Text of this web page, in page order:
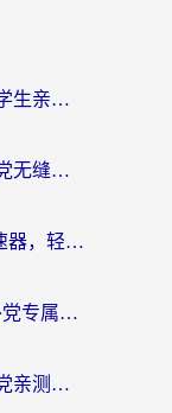
酷狗在海外用怎么版权限制？留学生亲测：3步解决听国内音乐难题
国外用微信加速器的方法：海外党无缝连接国内生活的实用指南
国外看芒果tv总卡？选对回国加速器，轻松追《浪姐》不费劲
在国外怎么看nba直播网站？海外党专属体育观赛指南，告别地区限制！
国外怎么看手机腾讯视频？海外党亲测有效的追剧加速器选择指南